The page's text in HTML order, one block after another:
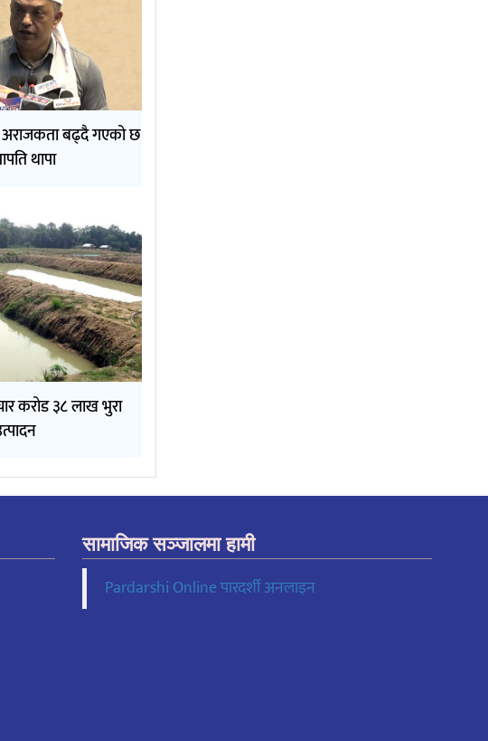
बढ्दै गएको छ
थापा
करोड ३८ लाख भुरा
सामाजिक सञ्जालमा हामी
Pardarshi Online पारदर्शी अनलाइन